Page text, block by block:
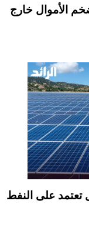
لماذا تتضخم الأموال خارج
تعتمد على النفط